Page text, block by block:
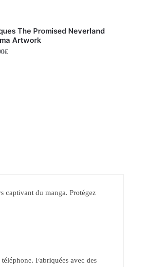
The Promised Neverland
Artwork
€
captivant du manga. Protégez
Fabriquées avec des